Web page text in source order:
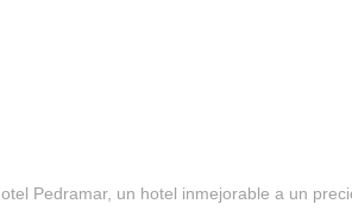
Pedramar, un hotel inmejorable a un